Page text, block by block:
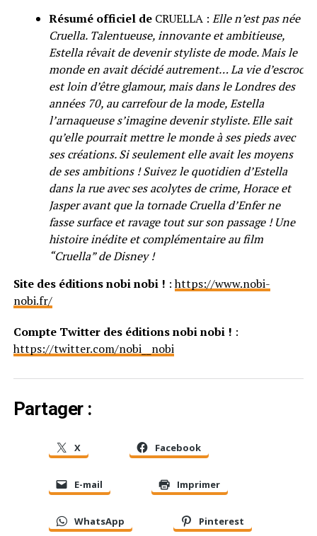
Résumé officiel deCRUELLA : Elle n’est pas née
Cruella. Talentueuse, innovante et ambitieuse,
Estella rêvait de devenir styliste de mode. Mais le
monde en avait décidé autrement… La vie d’escroc
est loin d’être glamour, mais dans le Londres des
années 70, au carrefour de la mode, Estella
l’arnaqueuse s’imagine devenir styliste. Elle sait
qu’elle pourrait mettre le monde à ses pieds avec
ses créations. Si seulement elle avait les moyens
de ses ambitions ! Suivez le quotidien d’Estella
dans la rue avec ses acolytes de crime, Horace et
Jasper avant que la tornade Cruella d’Enfer ne
fasse surface et ravage tout sur son passage ! Une
histoire inédite et complémentaire au film
“Cruella” de Disney !
Site des éditions nobi nobi ! :https://www.nobi-
nobi.fr/
Compte Twitter des éditions nobi nobi ! :
https://twitter.com/nobi__nobi
Partager :
X Facebook
E-mail Imprimer
WhatsApp Pinterest